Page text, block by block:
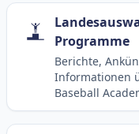
Programme
Berichte,
Informationen
Baseball